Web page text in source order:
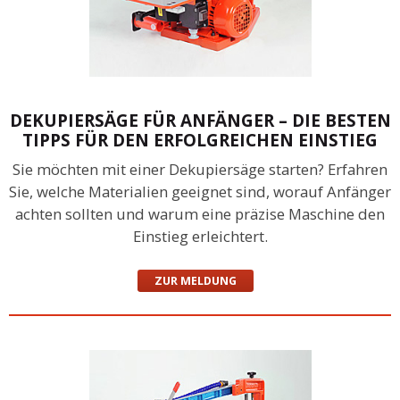
DEKUPIERSÄGE FÜR ANFÄNGER – DIE BESTEN
TIPPS FÜR DEN ERFOLGREICHEN EINSTIEG
Sie möchten mit einer Dekupiersäge starten? Erfahren
Sie, welche Materialien geeignet sind, worauf Anfänger
achten sollten und warum eine präzise Maschine den
Einstieg erleichtert.
ZUR MELDUNG